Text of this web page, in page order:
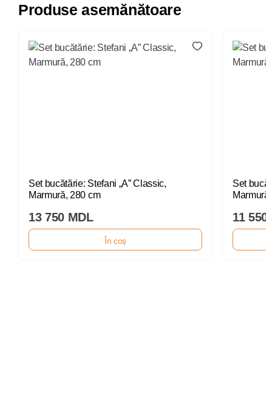
Produse asemănătoare
Set bucătărie: Stefani „A” Classic,
Marmură, 280 cm
13 750 MDL
În coș
Set
11 550